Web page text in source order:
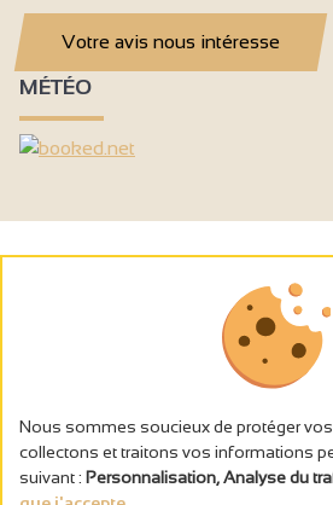
Votre avis nous intéresse
MÉTÉO
Nous sommes soucieux de protéger
collectons et traitons vos informations
suivant : Personnalisation, Analyse du